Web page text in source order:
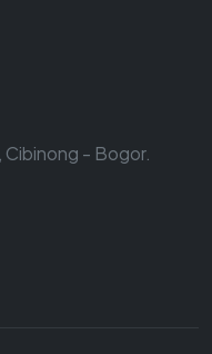
Cibinong - Bogor.